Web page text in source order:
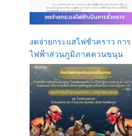
งดจ่ายกระแสไฟชั่วคราว การ
ไฟฟ้าส่วนภูมิภาคควนขนุน